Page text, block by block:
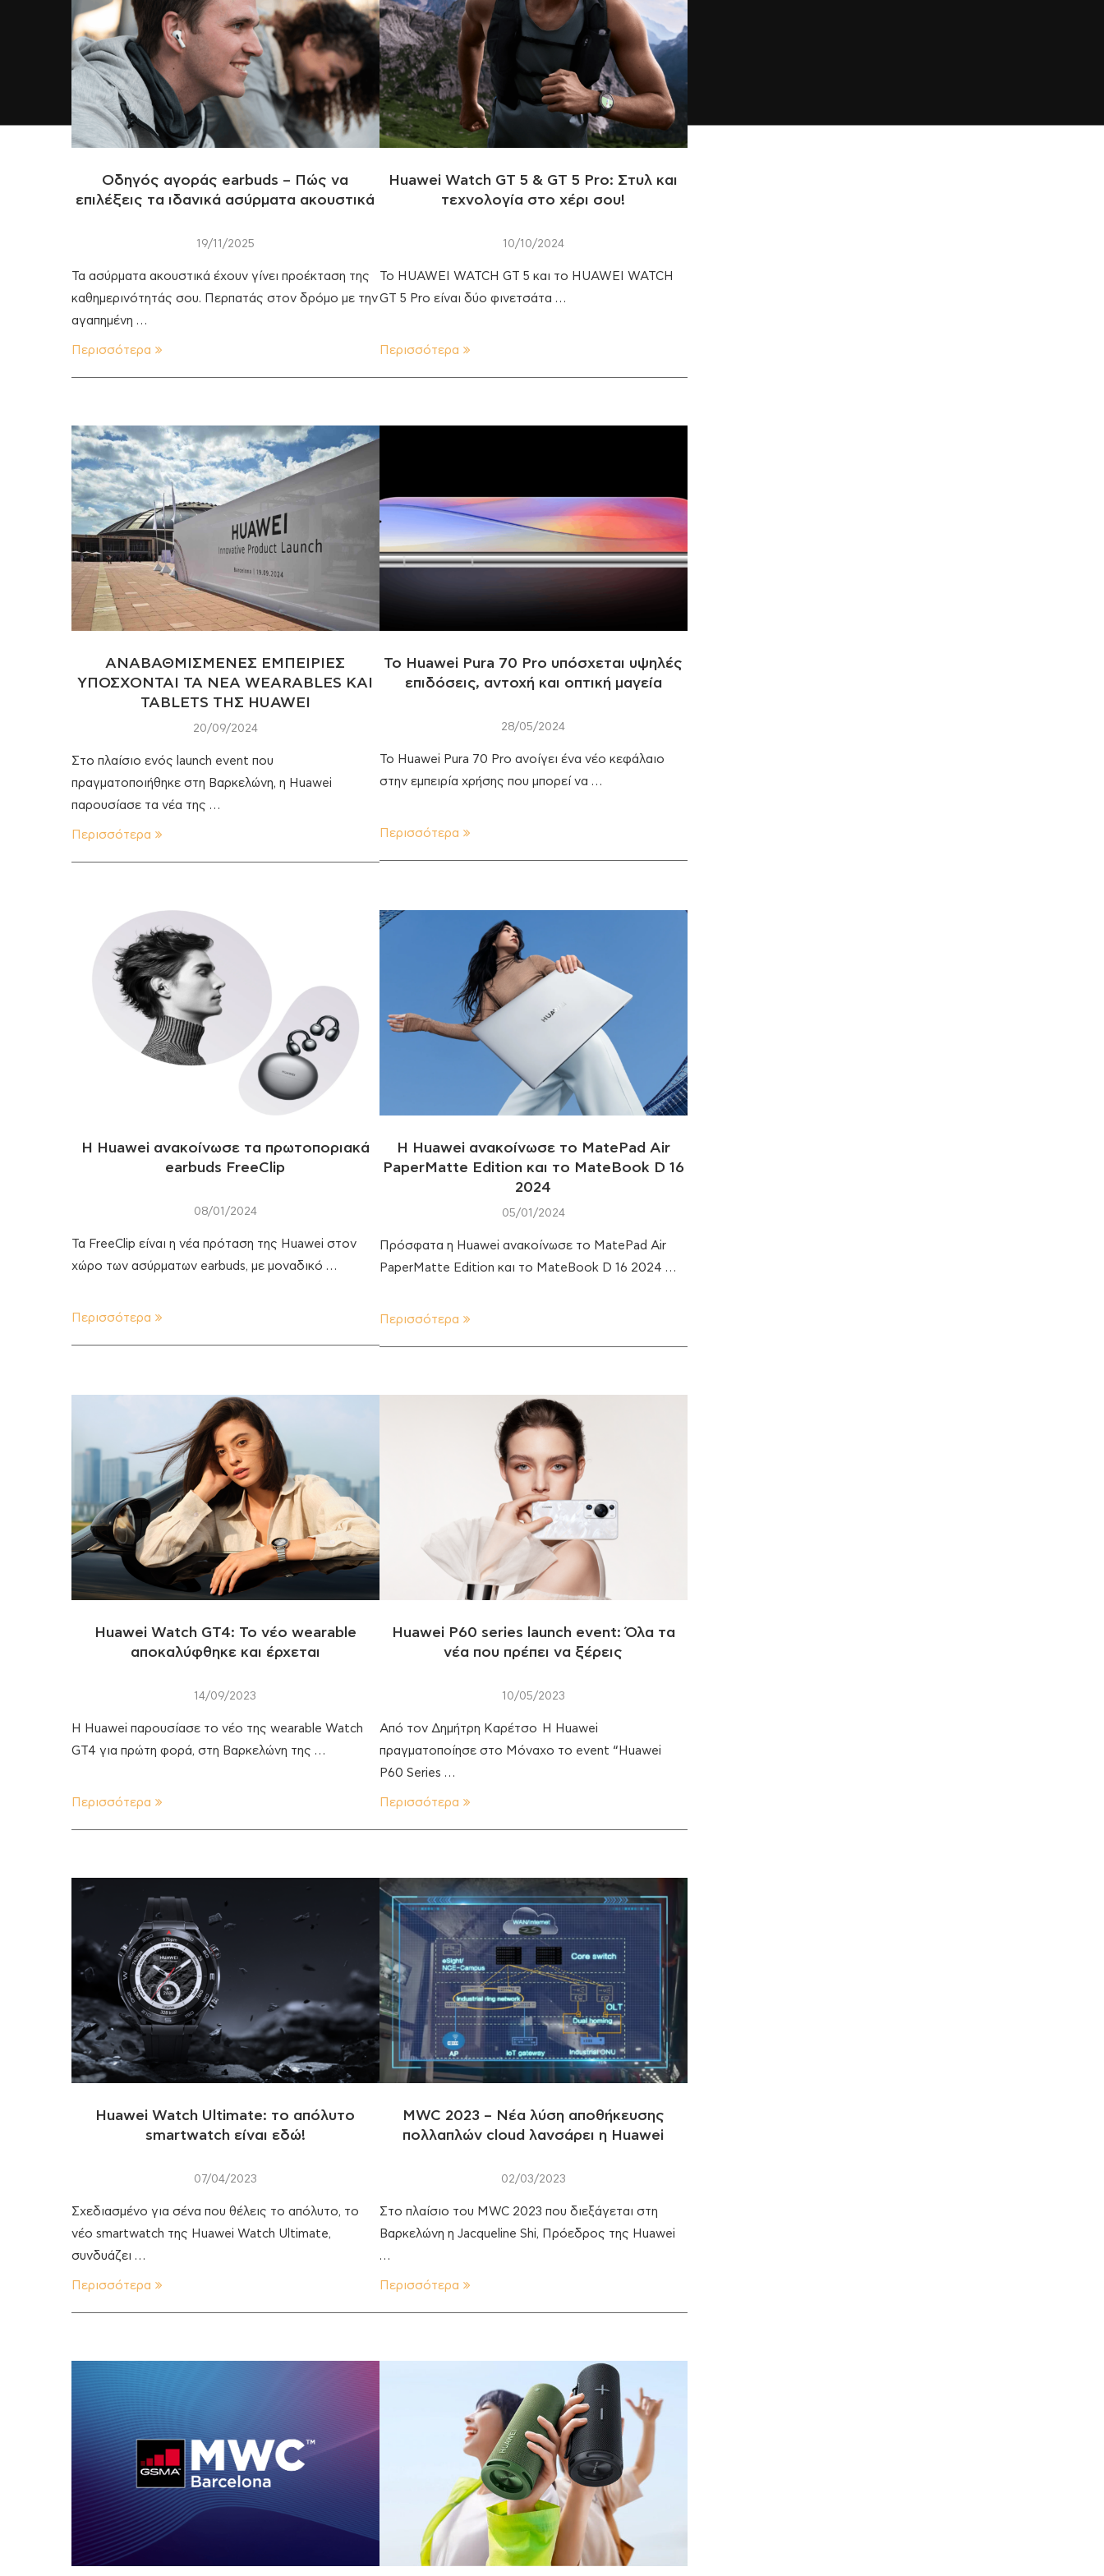
Οδηγός αγοράς earbuds – Πώς να
επιλέξεις τα ιδανικά ασύρματα ακουστικά
19/11/2025
Τα ασύρματα ακουστικά έχουν γίνει προέκταση της
καθημερινότητάς σου. Περπατάς στον δρόμο με την
αγαπημένη …
Περισσότερα
Huawei Watch GT 5 & GT 5 Pro: Στυλ και
τεχνολογία στο χέρι σου!
10/10/2024
Το HUAWEI WATCH GT 5 και το HUAWEI WATCH
GT 5 Pro είναι δύο φινετσάτα …
Περισσότερα
ΑΝΑΒΑΘΜΙΣΜΕΝΕΣ ΕΜΠΕΙΡΙΕΣ
ΥΠΟΣΧΟΝΤΑΙ ΤΑ ΝΕΑ WEARABLES ΚΑΙ
TABLETS ΤΗΣ HUAWEI
20/09/2024
Στο πλαίσιο ενός launch event που
πραγματοποιήθηκε στη Βαρκελώνη, η Huawei
παρουσίασε τα νέα της …
Περισσότερα
Το Huawei Pura 70 Pro υπόσχεται υψηλές
επιδόσεις, αντοχή και οπτική μαγεία
28/05/2024
Το Huawei Pura 70 Pro ανοίγει ένα νέο κεφάλαιο
στην εμπειρία χρήσης που μπορεί να …
Περισσότερα
Η Huawei ανακοίνωσε τα πρωτοποριακά
earbuds FreeClip
08/01/2024
Τα FreeClip είναι η νέα πρόταση της Huawei στον
χώρο των ασύρματων earbuds, με μοναδικό …
Περισσότερα
Η Huawei ανακοίνωσε το MatePad Air
PaperMatte Edition και το MateBook D 16
2024
05/01/2024
Πρόσφατα η Huawei ανακοίνωσε το MatePad Air
PaperMatte Edition και το MateBook D 16 2024 …
Περισσότερα
Huawei Watch GT4: Το νέο wearable
αποκαλύφθηκε και έρχεται
14/09/2023
Η Huawei παρουσίασε το νέο της wearable Watch
GT4 για πρώτη φορά, στη Βαρκελώνη της …
Περισσότερα
Huawei P60 series launch event: Όλα τα
νέα που πρέπει να ξέρεις
10/05/2023
Από τον Δημήτρη Καρέτσο Η Huawei
πραγματοποίησε στο Μόναχο το event “Huawei
P60 Series …
Περισσότερα
Huawei Watch Ultimate: το απόλυτο
smartwatch είναι εδώ!
07/04/2023
Σχεδιασμένο για σένα που θέλεις το απόλυτο, το
νέο smartwatch της Huawei Watch Ultimate,
συνδυάζει …
Περισσότερα
MWC 2023 – Nέα λύση αποθήκευσης
πολλαπλών cloud λανσάρει η Huawei
02/03/2023
Στο πλαίσιο του MWC 2023 που διεξάγεται στη
Βαρκελώνη η Jacqueline Shi, Πρόεδρος της Huawei
…
Περισσότερα